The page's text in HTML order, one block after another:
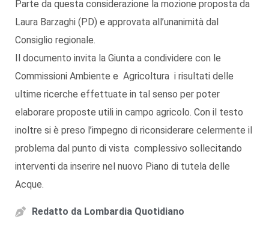
Parte da questa considerazione la mozione proposta da
Laura Barzaghi (PD) e approvata all’unanimità dal
Consiglio regionale.
Il documento invita la Giunta a condividere con le
Commissioni Ambiente e Agricoltura i risultati delle
ultime ricerche effettuate in tal senso per poter
elaborare proposte utili in campo agricolo. Con il testo
inoltre si è preso l’impegno di riconsiderare celermente il
problema dal punto di vista complessivo sollecitando
interventi da inserire nel nuovo Piano di tutela delle
Acque.
Redatto da Lombardia Quotidiano